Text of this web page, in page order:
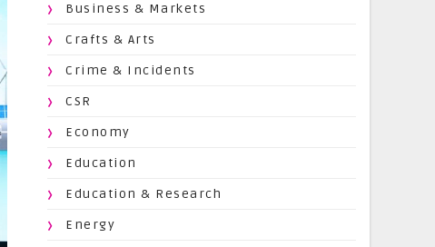
Business & Markets
Crafts & Arts
Crime & Incidents
CSR
Economy
Education
Education & Research
Energy